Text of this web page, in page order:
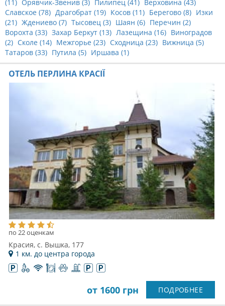
(11) Орявчик-Звенив (3) Пилипец (41) Верховина (43)
Славское (78) Драгобрат (19) Косов (11) Берегово (8) Изки
(21) Ждениево (7) Тысовец (3) Шаян (6) Перечин (2)
Ворохта (33) Захар Беркут (13) Лазещина (16) Виноградов
(2) Сколе (14) Межгорье (23) Сходница (23) Вижница (5)
Татаров (33) Путила (5) Иршава (1)
ОТЕЛЬ ПЕРЛИНА КРАСІЇ
по 22 оценкам
Красия, с. Вышка, 177
1 км. до центра города
от 1600 грн ПОДРОБНЕЕ